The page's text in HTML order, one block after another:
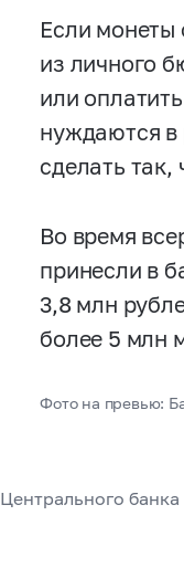
Если монеты
из личного
или
нуждаются в
сделать
Во время
принесли в
3,8 млн
более 5 млн
Фото на превью: